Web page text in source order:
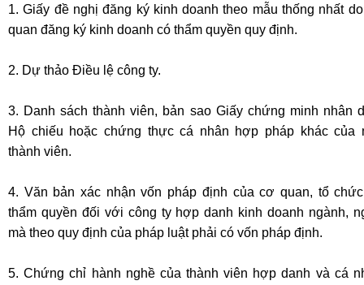
1. Giấy đề nghị đăng ký kinh doanh theo mẫu thống nhất
quan đăng ký kinh doanh có thẩm quyền quy định.
2. Dự thảo Điều lệ công ty.
3. Danh sách thành viên, bản sao Giấy chứng minh nhân
Hộ chiếu hoặc chứng thực cá nhân hợp pháp khác của
thành viên.
4. Văn bản xác nhận vốn pháp định của cơ quan, tổ
thẩm quyền đối với công ty hợp danh kinh doanh ngành,
mà theo quy định của pháp luật phải có vốn pháp định.
5. Chứng chỉ hành nghề của thành viên hợp danh và cá